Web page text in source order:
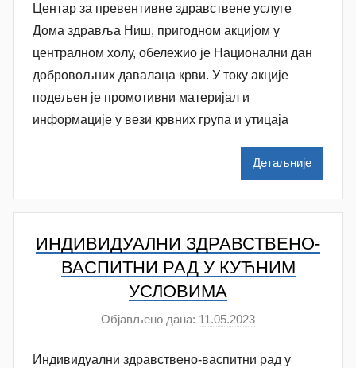
т
о
р
N
u
t
a
n
c
Центар за превентивне здравствене услуге
Дома здравља Ниш, пригодном акцијом у
централном холу, обележио је Национални дан
добровољних давалаца крви. У току акције
подељен је промотивни материјал и
информације у вези крвних група и утицаја
Детаљније
ИНДИВИДУАЛНИ ЗДРАВСТВЕНО-
ВАСПИТНИ РАД У КУЋНИМ
УСЛОВИМА
Објављено дана: 11.05.2023
т
Индивидуални здравствено-васпитни рад у